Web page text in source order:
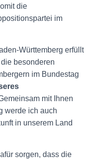
die
im
Württemberg erfüllt
besonderen
im Bundestag
mit Ihnen
werde ich auch
in unserem Land
sorgen, dass die